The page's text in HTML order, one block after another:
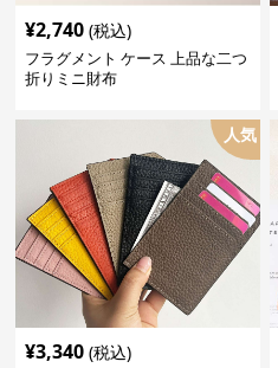
¥2,740 (税込)
フラグメント ケース 上品な二つ
折りミニ財布
人気
¥3,340 (税込)